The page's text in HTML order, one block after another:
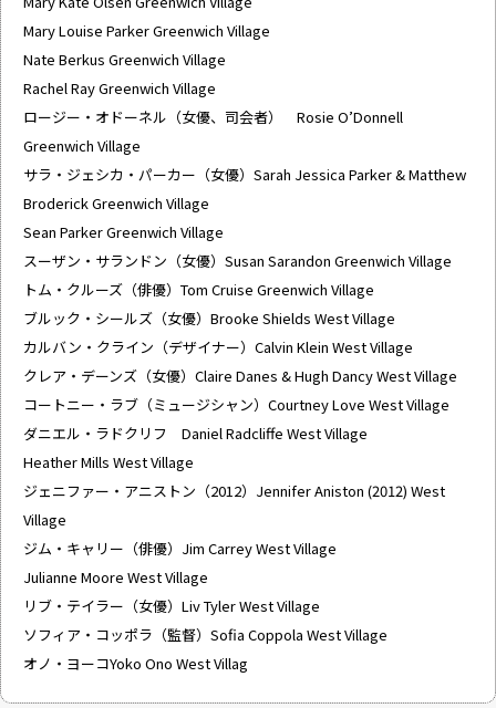
Mary Louise Parker Greenwich Village
Nate Berkus Greenwich Village
Rachel Ray Greenwich Village
ロージー・オドーネル（女優、司会者） Rosie O’Donnell
Greenwich Village
サラ・ジェシカ・パーカー（女優）Sarah Jessica Parker & Matthew
Broderick Greenwich Village
Sean Parker Greenwich Village
スーザン・サランドン（女優）Susan Sarandon Greenwich Village
トム・クルーズ（俳優）Tom Cruise Greenwich Village
ブルック・シールズ（女優）Brooke Shields West Village
カルバン・クライン（デザイナー）Calvin Klein West Village
クレア・デーンズ（女優）Claire Danes & Hugh Dancy West Village
コートニー・ラブ（ミュージシャン）Courtney Love West Village
ダニエル・ラドクリフ Daniel Radcliffe West Village
Heather Mills West Village
ジェニファー・アニストン（2012）Jennifer Aniston (2012) West
Village
ジム・キャリー（俳優）Jim Carrey West Village
Julianne Moore West Village
リブ・テイラー（女優）Liv Tyler West Village
ソフィア・コッポラ（監督）Sofia Coppola West Village
オノ・ヨーコYoko Ono West Villag